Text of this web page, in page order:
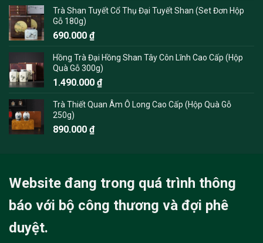
Trà Shan Tuyết Cổ Thụ Đại Tuyết Shan (Set Đơn Hộp
Gỗ 180g)
690.000 ₫
Hồng Trà Đại Hồng Shan Tây Côn Lĩnh Cao Cấp (Hộp
Quà Gỗ 300g)
1.490.000 ₫
Trà Thiết Quan Âm Ô Long Cao Cấp (Hộp Quà Gỗ
250g)
890.000 ₫
Website đang trong quá trình thông
báo với bộ công thương và đợi phê
duyệt.